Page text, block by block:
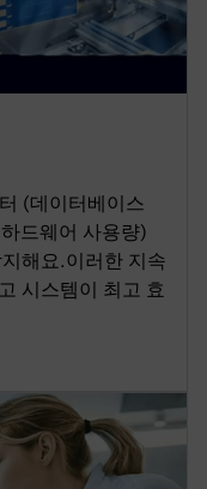
(데이터베이스
드웨어 사용량)
해요.이러한 지속
시스템이 최고 효